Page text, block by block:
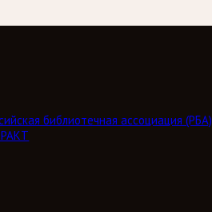
библиотечная ассоциация (РБА)